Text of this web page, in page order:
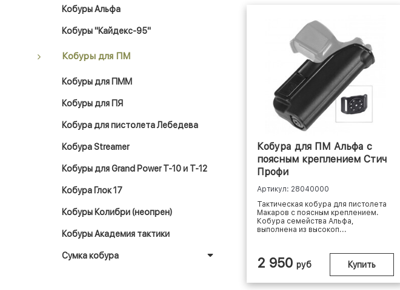
Кобуры Альфа
Кобуры "Кайдекс-95"
Кобуры для ПМ
Кобуры для ПММ
Кобуры для ПЯ
Кобура для пистолета Лебедева
Кобура Streamer
Кобуры для Grand Power T-10 и Т-12
Кобура Глок 17
Кобуры Колибри (неопрен)
Кобуры Академия тактики
Сумка кобура
Кобура для ПМ Альфа с
поясным креплением Стич
Профи
Артикул: 28040000
Тактическая кобура для пистолета
Макаров с поясным креплением.
Кобура семейства Альфа,
выполнена из высокоп...
2 950 руб Купить